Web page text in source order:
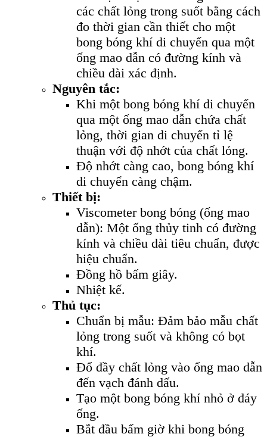
các chất lỏng trong suốt bằng cách
đo thời gian cần thiết cho một
bong bóng khí di chuyển qua một
ống mao dẫn có đường kính và
chiều dài xác định.
Nguyên tắc:
Khi một bong bóng khí di chuyển
qua một ống mao dẫn chứa chất
lỏng, thời gian di chuyển tỉ lệ
thuận với độ nhớt của chất lỏng.
Độ nhớt càng cao, bong bóng khí
di chuyển càng chậm.
Thiết bị:
Viscometer bong bóng (ống mao
dẫn): Một ống thủy tinh có đường
kính và chiều dài tiêu chuẩn, được
hiệu chuẩn.
Đồng hồ bấm giây.
Nhiệt kế.
Thủ tục:
Chuẩn bị mẫu: Đảm bảo mẫu chất
lỏng trong suốt và không có bọt
khí.
Đổ đầy chất lỏng vào ống mao dẫn
đến vạch đánh dấu.
Tạo một bong bóng khí nhỏ ở đáy
ống.
Bắt đầu bấm giờ khi bong bóng